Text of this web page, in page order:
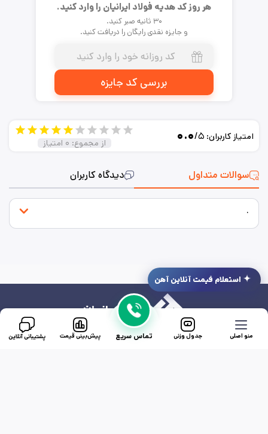
هر روز کد هدیه فولاد ایرانیان را وارد کنید.
۳۰ ثانیه صبر کنید.
و جایزه نقدی رایگان را دریافت کنید.
بررسی کد جایزه
سوالات متداول دیدگاه کاربران
امتیاز کاربران: ۰.۰/۵
از مجموع: ۰ امتیاز
.
استعلام قیمت آنلاین آهن
منو اصلی جدول وزنی تماس سریع پیش‌بینی قیمت پشتیبانی آنلاین